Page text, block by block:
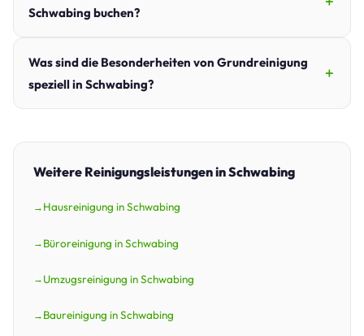
Schwabing buchen?
Was sind die Besonderheiten von Grundreinigung
speziell in Schwabing?
Weitere Reinigungsleistungen in Schwabing
Hausreinigung in Schwabing
Büroreinigung in Schwabing
Umzugsreinigung in Schwabing
Baureinigung in Schwabing